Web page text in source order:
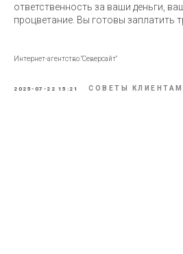
ответственность за ваши деньги,
процветание. Вы готовы заплатить
Интернет-агентство "Северсайт"
2025-07-22 15:21 СОВЕТЫ КЛИЕНТАМ
Контакты 152-
Интернет-агентство "Северсайт" 2012-2026